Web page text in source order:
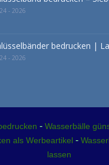
- 2026
bedrucken |
- 2026
- Wasserbälle
als Werbeartikel -
lassen